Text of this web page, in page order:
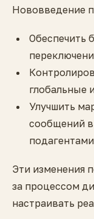
Нововведение
Обеспечить
глобальные
Улучшить
сообщений
подагентами
Эти изменения
за процессом
настраивать